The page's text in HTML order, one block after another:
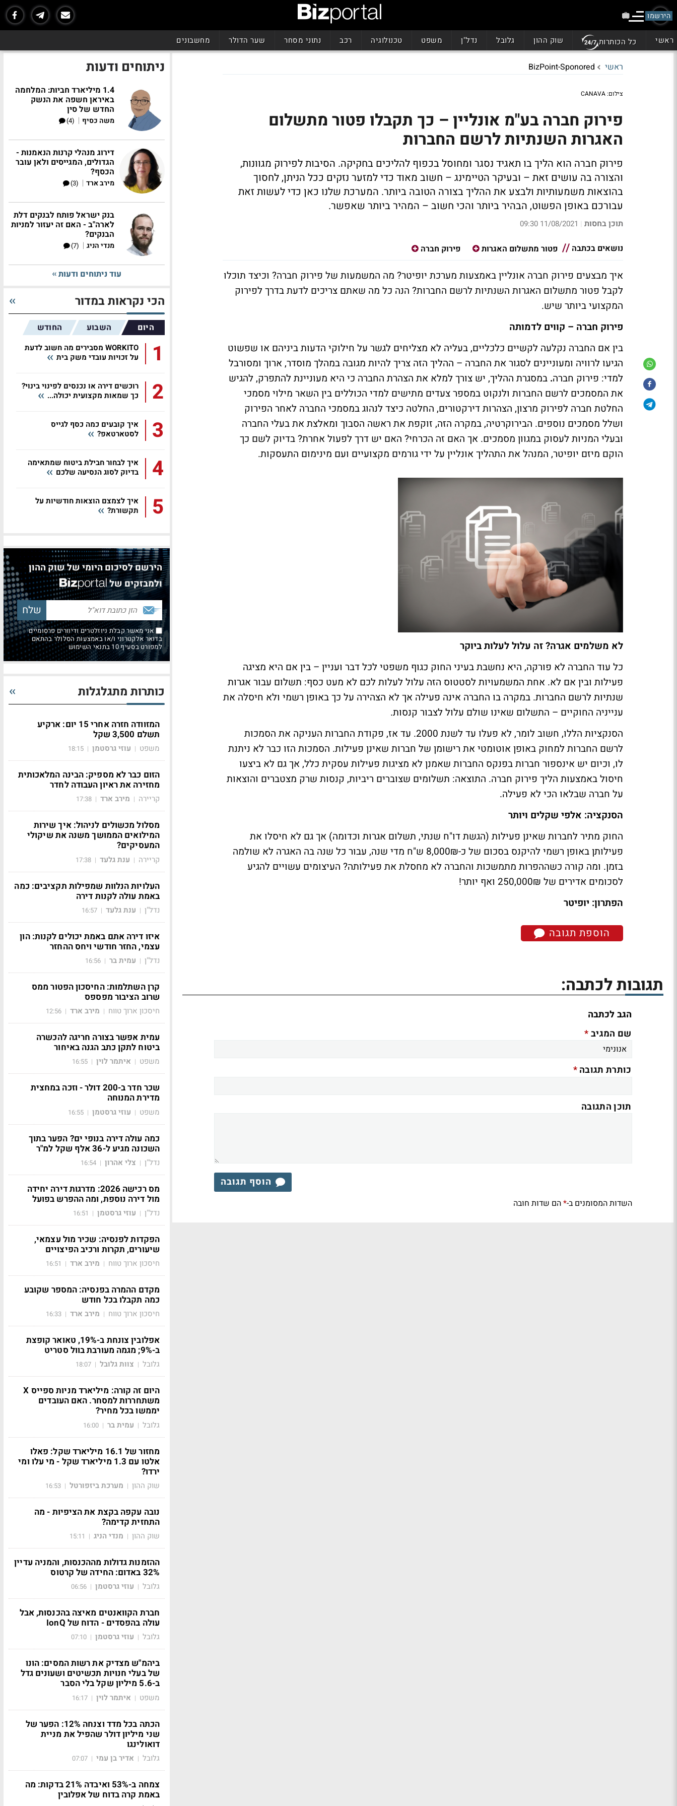
הירשמו
ראשי כל הכותרות שוק ההון גלובל נדל"ן משפט טכנולוגיה רכב נתוני מסחר שער הדולר מחשבונים
ראשי BizPoint-Sponored
צילום: CANAVA
פירוק חברה בע"מ אונליין – כך תקבלו פטור מתשלום
האגרות השנתיות לרשם החברות
פירוק חברה הוא הליך בו תאגיד נסגר ומחוסל בכפוף להליכים בחקיקה. הסיבות לפירוק מגוונות,
והצורה בה עושים זאת – ובעיקר הטיימינג – חשוב מאוד כדי למזער נזקים ככל הניתן, לחסוך
בהוצאות משמעותיות ולבצע את ההליך בצורה הטובה ביותר. המערכת שלנו כאן כדי לעשות זאת
עבורכם באופן הפשוט, הבהיר ביותר והכי חשוב – המהיר ביותר שאפשר.
תוכן בחסות |
11/08/2021 09:30
נושאים בכתבה פטור מתשלום האגרות פירוק חברה
איך מבצעים פירוק חברה אונליין באמצעות מערכת יופיטר? מה המשמעות של פירוק חברה? וכיצד תוכלו
לקבל פטור מתשלום האגרות השנתיות לרשם החברות? הנה כל מה שאתם צריכים לדעת בדרך לפירוק
המקצועי ביותר שיש.
פירוק חברה – קווים לדמותה
בין אם החברה נקלעה לקשיים כלכליים, בעליה לא מצליחים לגשר על חילוקי הדעות ביניהם או שפשוט
הגיעו לרוויה ומעוניינים לסגור את החברה – ההליך הזה צריך להיות מגובה במהלך מוסדר, ארוך ומסורבל
למדי: פירוק חברה. במסגרת ההליך, יש צורך למלא את הצהרת החברה כי היא מעוניינת להתפרק, להגיש
את המסמכים לרשם החברות ולנקוט במספר צעדים מתישים למדי הכוללים בין השאר מילוי מסמכי
החלטת חברה לפירוק מרצון, הצהרות דירקטורים, החלטה כיצד לנהוג במסמכי החברה לאחר הפירוק
ושלל מסמכים נוספים. הבירוקרטיה, במקרה הזה, זוקפת את ראשה הסבוך ומאלצת את בעלי החברה
ובעלי המניות לעסוק במגוון מסמכים. אך האם זה הכרחי? האם יש דרך לפעול אחרת? בדיוק לשם כך
הוקם מיזם יופיטר, המנהל את התהליך אונליין על ידי גורמים מקצועיים ועם מינימום התעסקות.
לא משלמים אגרה? זה עלול לעלות ביוקר
כל עוד החברה לא פורקה, היא נחשבת בעיני החוק כגוף משפטי לכל דבר ועניין – בין אם היא מציגה
פעילות ובין אם לא. אחת המשמעויות לסטטוס הזה עלול לעלות לכם לא מעט כסף: תשלום עבור אגרות
שנתיות לרשם החברות. במקרה בו החברה אינה פעילה אך לא הצהירה על כך באופן רשמי ולא חיסלה את
ענייניה החוקיים – התשלום שאינו שולם עלול לצבור קנסות.
הסנקציות הללו, חשוב לומר, לא פעלו עד לשנת 2000. עד אז, פקודת החברות העניקה את הסמכות
לרשם החברות למחוק באופן אוטומטי את רישומן של חברות שאינן פעילות. הסמכות הזו כבר לא ניתנת
לו, וכיום יש אינספור חברות בפנקס החברות שאמנן לא מציגות פעילות עסקית כלל, אך גם לא ביצעו
חיסול באמצעות הליך פירוק חברה. התוצאה: תשלומים שצוברים ריביות, קנסות שרק מצטברים והוצאות
על חברה שבלאו הכי לא פעילה.
הסנקציה: אלפי שקלים ויותר
החוק מתיר לחברות שאינן פעילות (הגשת דו"ח שנתי, תשלום אגרות וכדומה) אך גם לא חיסלו את
פעילותן באופן רשמי להיקנס בסכום של כ-8,000₪ ש"ח מדי שנה, עבור כל שנה בה האגרה לא שולמה
בזמן. ומה קורה כשההפרות מתמשכות והחברה לא מחסלת את פעילותה? העיצומים עשויים להגיע
לסכומים אדירים של 250,000₪ ואף יותר!
הפתרון: יופיטר
הוספת תגובה
תגובות לכתבה:
הגב לכתבה
שם המגיב*
כותרת תגובה*
תוכן התגובה
הוסף תגובה
השדות המסומנים ב-*הם שדות חובה
ניתוחים ודעות
1.4 מיליארד חביות: המלחמה
באיראן חשפה את הנשק
החדש של סין
משה כסיף |
(4)
דירוג מנהלי קרנות הנאמנות -
הגדולים, המגייסים ולאן עובר
הכסף?
מירב ארד |
(3)
בנק ישראל פותח לבנקים דלת
לארה"ב - האם זה יעזור למניות
הבנקים?
מנדי הניג |
(7)
עוד ניתוחים ודעות
הכי נקראות במדור
היום השבוע החודש
1
WORKITO מסבירים מה חשוב לדעת
על זכויות עובדי משק בית
2
רוכשים דירה או נכנסים לפינוי בינוי?
כך שמאות מקצועית יכולה...
3
איך קובעים כמה כסף לגייס
לסטארטאפ?
4
איך לבחור חבילת ביטוח שמתאימה
בדיוק לסוג הנסיעה שלכם
5
איך לצמצם הוצאות חודשיות על
תקשורת?
הירשם לסיכום היומי של שוק ההון
ולמבזקים של
אני מאשר קבלת ניוזלטרים ודיוורים פרסומיים
בדואר אלקטרוני ו/או באמצעות הסלולר בהתאם
למפורט בסעיף 10 בתנאי השימוש
כותרות מתגלגלות
המזוודה חזרה אחרי 15 יום: ארקיע
תשלם 3,500 שקל
משפט | עוזי גרסטמן |
18:15
הזום כבר לא מספיק: הבינה המלאכותית
מחזירה את ראיון העבודה לחדר
קריירה | מירב ארד |
17:38
מסלול מכשולים לניהול: איך שירות
המילואים הממושך משנה את שיקולי
המעסיקים?
קריירה | ענת גלעד |
17:38
העלויות הנלוות שמפילות תקציבים: כמה
באמת עולה לקנות דירה
נדל"ן | ענת גלעד |
16:57
איזו דירה אתם באמת יכולים לקנות: הון
עצמי, החזר חודשי ויחס ההחזר
נדל"ן | עמית בר |
16:56
קרן השתלמות: החיסכון הפטור ממס
שרוב הציבור מפספס
חיסכון ארוך טווח | מירב ארד |
12:56
עמית אפשר בצורה חריגה להכשרה
ביטוח לתקן כתב הגנה באיחור
משפט | איתמר לוין |
16:55
שכר חדר ב-200 דולר - וזכה במחצית
מדירת המנוחה
משפט | עוזי גרסטמן |
16:55
כמה עולה דירה בנופי ים? הפער בתוך
השכונה מגיע ל-36 אלף שקל למ"ר
נדל"ן | צלי אהרון |
16:54
מס רכישה 2026: מדרגות דירה יחידה
מול דירה נוספת, ומה ההפרש בפועל
נדל"ן | עוזי גרסטמן |
16:51
הפקדות לפנסיה: שכיר מול עצמאי,
שיעורים, תקרות ורכיב הפיצויים
חיסכון ארוך טווח | מירב ארד |
16:51
מקדם ההמרה בפנסיה: המספר שקובע
כמה תקבלו בכל חודש
חיסכון ארוך טווח | מירב ארד |
16:33
אפלובין צונחת ב-19%, טאואר קופצת
ב-9%; מגמה מעורבת בוול סטריט
גלובל | צוות גלובל |
18:07
היום זה קורה: מיליארד מניות ספייס X
משתחררות למסחר. האם העובדים
יממשו בכל מחיר?
גלובל | עמית בר |
16:00
מחזור של 16.1 מיליארד שקל: פאלו
אלטו עם 1.3 מיליארד שקל - מי עלו ומי
ירדו?
שוק ההון | מערכת ביזפורטל |
16:53
נובה עקפה בקצת את הציפיות - מה
התחזית קדימה?
שוק ההון | מנדי הניג |
15:11
ההזמנות גדולות מההכנסות, והמניה עדיין
32% באדום: החידה של קרטוס
גלובל | עוזי גרסטמן |
06:56
חברת הקוואנטים מאיצה בהכנסות, אבל
עולה בהפסדים - הדוח של IonQ
גלובל | עוזי גרסטמן |
07:10
ביהמ"ש מצדיק את רשות המסים: הונו
של בעלי חנויות תכשיטים ושעונים גדל
ב-5.6 מיליון שקל בלי הסבר
משפט | איתמר לוין |
16:17
הכתה בכל מדד וצנחה 12%: הפער של
שני מיליון דולר שהפיל את מניית
דואולינגו
גלובל | אדיר בן עמי |
07:07
צמחה ב-53% ואיבדה 21% בדקות: מה
באמת קרה בדוח של אפלובין